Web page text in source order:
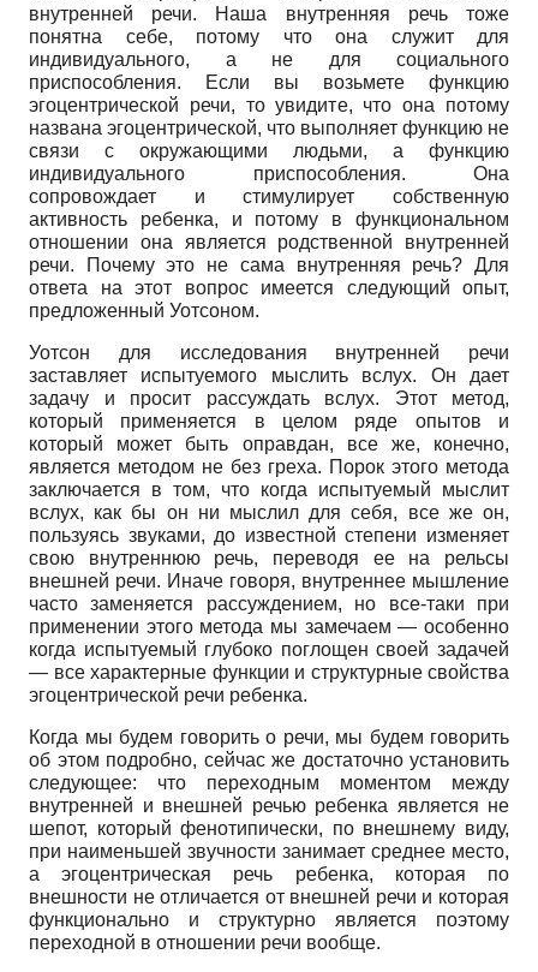
внутренней речи. Наша внутренняя речь тоже
понятна себе, потому что она служит для
индивидуального, а не для социального
приспособления. Если вы возьмете функцию
эгоцентрической речи, то увидите, что она потому
названа эгоцентрической, что выполняет функцию не
связи с окружающими людьми, а функцию
индивидуального приспособления. Она
сопровождает и стимулирует собственную
активность ребенка, и потому в функциональном
отношении она является родственной внутренней
речи. Почему это не сама внутренняя речь? Для
ответа на этот вопрос имеется следующий опыт,
предложенный Уотсоном.
Уотсон для исследования внутренней речи
заставляет испытуемого мыслить вслух. Он дает
задачу и просит рассуждать вслух. Этот метод,
который применяется в целом ряде опытов и
который может быть оправдан, все же, конечно,
является методом не без греха. Порок этого метода
заключается в том, что когда испытуемый мыслит
вслух, как бы он ни мыслил для себя, все же он,
пользуясь звуками, до известной степени изменяет
свою внутреннюю речь, переводя ее на рельсы
внешней речи. Иначе говоря, внутреннее мышление
часто заменяется рассуждением, но все-таки при
применении этого метода мы замечаем—особенно
когда испытуемый глубоко поглощен своей задачей
— все характерные функции и структурные свойства
эгоцентрической речи ребенка.
Когда мы будем говорить о речи, мы будем говорить
об этом подробно, сейчас же достаточно установить
следующее: что переходным моментом между
внутренней и внешней речью ребенка является не
шепот, который фенотипически, по внешнему виду,
при наименьшей звучности занимает среднее место,
а эгоцентрическая речь ребенка, которая по
внешности не отличается от внешней речи и которая
функционально и структурно является поэтому
переходной в отношении речи вообще.